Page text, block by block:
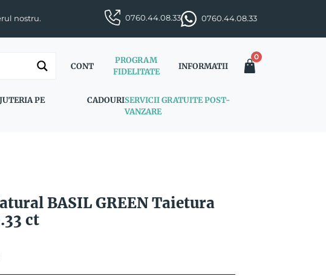
nostru. 0760.44.08.33 0760.44.08.33
CONT
PROGRAM
FIDELITATE
INFORMATII
0
PE
CADOURISERVICII GRATUITE POST-
VANZARE
BASIL GREEN Taietura
ct